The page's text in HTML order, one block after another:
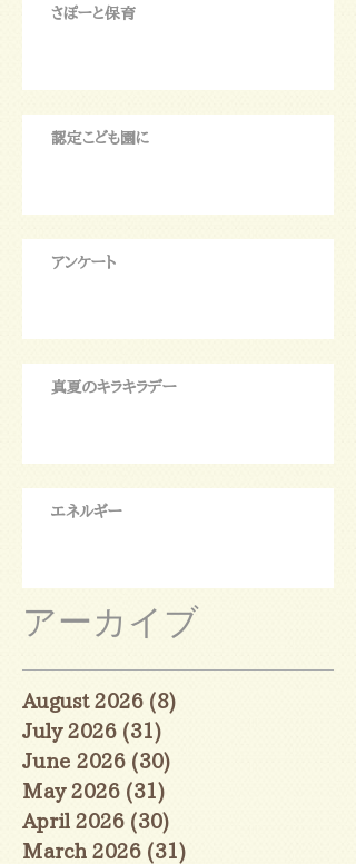
さぽーと保育
認定こども園に
アンケート
真夏のキラキラデー
エネルギー
アーカイブ
August 2026 (8)
July 2026 (31)
June 2026 (30)
May 2026 (31)
April 2026 (30)
March 2026 (31)